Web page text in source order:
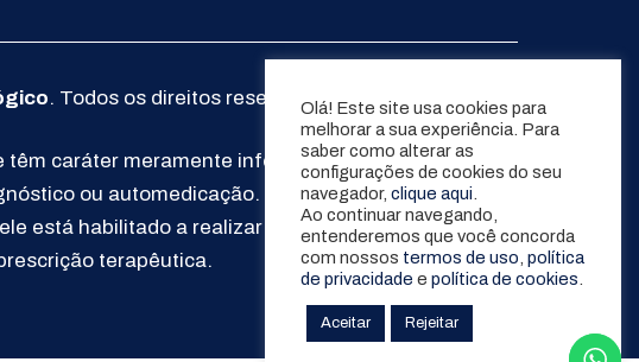
. Todos os direitos reservados.
caráter meramente informativo e educacional e
ou automedicação. Em caso de dúvidas,
está habilitado a realizar a formulação do
terapêutica.
Olá! Este site usa cookies para
melhorar a sua experiência. Para
saber como alterar as
configurações de cookies do seu
navegador, clique aqui
Ao continuar navegando,
entenderemos que você concorda
com nossos termos de uso política
de privacidade e política de cookies
Aceitar Rejeitar